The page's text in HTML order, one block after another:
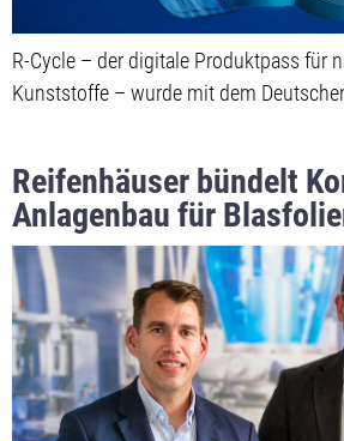
R-Cycle – der digitale Produktpass für
Kunststoffe – wurde mit dem
Reifenhäuser bündelt
Anlagenbau für